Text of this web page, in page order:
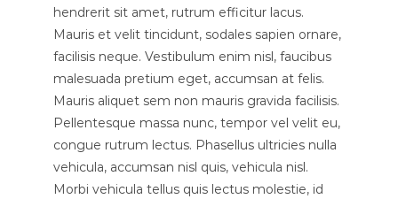
hendrerit sit amet, rutrum efficitur lacus.
Mauris et velit tincidunt, sodales sapien ornare,
facilisis neque. Vestibulum enim nisl, faucibus
malesuada pretium eget, accumsan at felis.
Mauris aliquet sem non mauris gravida facilisis.
Pellentesque massa nunc, tempor vel velit eu,
congue rutrum lectus. Phasellus ultricies nulla
vehicula, accumsan nisl quis, vehicula nisl.
Morbi vehicula tellus quis lectus molestie, id